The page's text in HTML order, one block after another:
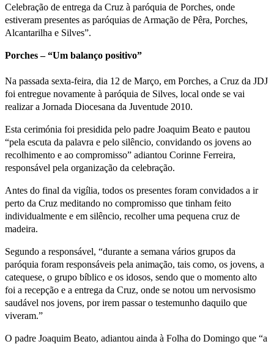
Celebração de entrega da Cruz à paróquia de Porches, onde
estiveram presentes as paróquias de Armação de Pêra, Porches,
Alcantarilha e Silves”.
Porches – “Um balanço positivo”
Na passada sexta-feira, dia 12 de Março, em Porches, a Cruz da JDJ
foi entregue novamente à paróquia de Silves, local onde se vai
realizar a Jornada Diocesana da Juventude 2010.
Esta cerimónia foi presidida pelo padre Joaquim Beato e pautou
“pela escuta da palavra e pelo silêncio, convidando os jovens ao
recolhimento e ao compromisso” adiantou Corinne Ferreira,
responsável pela organização da celebração.
Antes do final da vigília, todos os presentes foram convidados a ir
perto da Cruz meditando no compromisso que tinham feito
individualmente e em silêncio, recolher uma pequena cruz de
madeira.
Segundo a responsável, “durante a semana vários grupos da
paróquia foram responsáveis pela animação, tais como, os jovens, a
catequese, o grupo bíblico e os idosos, sendo que o momento alto
foi a recepção e a entrega da Cruz, onde se notou um nervosismo
saudável nos jovens, por irem passar o testemunho daquilo que
viveram.”
O padre Joaquim Beato, adiantou ainda à Folha do Domingo que “a